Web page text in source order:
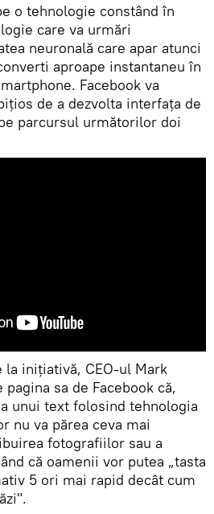
o tehnologie constând în
care va urmări
neuronală care apar atunci
aproape instantaneu în
Facebook va
de a dezvolta interfața de
parcursul următorilor doi
inițiativă, CEO-ul Mark
sa de Facebook că,
unui text folosind tehnologia
nu va părea ceva mai
fotografiilor sau a
că oamenii vor putea „tasta
5 ori mai rapid decât cum